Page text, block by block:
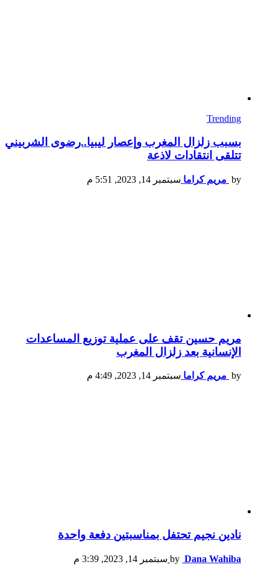
Trending
بسبب زلزال المغرب وإعصار ليبيا..رضوى الشربيني
تتلقى انتقادات لاذعة
by مريم كراما سبتمبر 14, 2023, 5:51 م
مريم حسين تقف على عملية توزيع المساعدات
الإنسانية بعد زلزال المغرب
by مريم كراما سبتمبر 14, 2023, 4:49 م
نادين نجيم تحتفل بمناسبتين دفعة واحدة
by Dana Wahiba سبتمبر 14, 2023, 3:39 م